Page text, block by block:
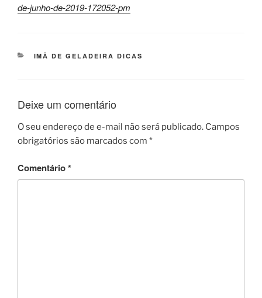
de-junho-de-2019-172052-pm
CATEGORIAS
IMÃ DE GELADEIRA DICAS
Deixe um comentário
O seu endereço de e-mail não será publicado. Campos
obrigatórios são marcados com *
Comentário*